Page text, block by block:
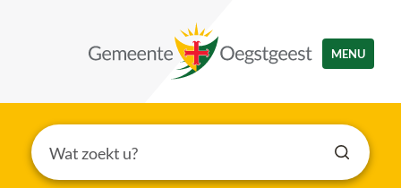
MENU